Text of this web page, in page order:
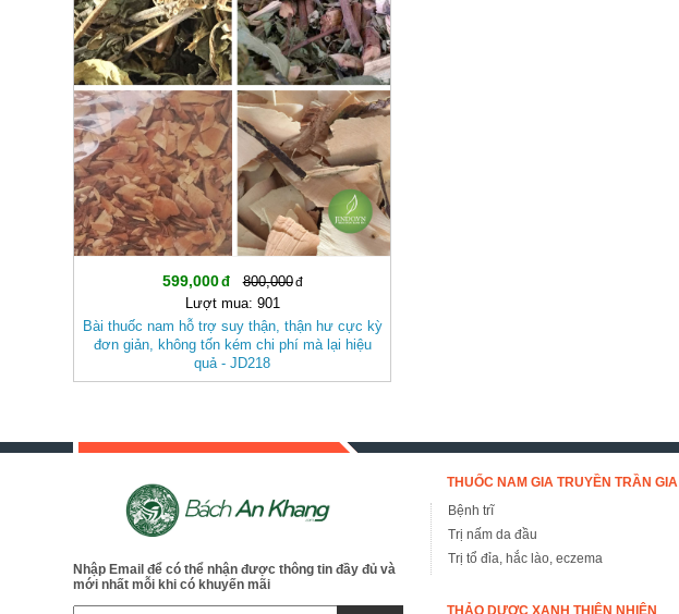
599,000
800,000
Lượt mua: 901
Bài thuốc nam hỗ trợ suy thận, thận hư cực kỳ
đơn giản, không tốn kém chi phí mà lại hiệu
quả - JD218
Nhập Email để có thể nhận được thông tin đầy đủ và
mới nhất mỗi khi có khuyến mãi
THUỐC NAM GIA TRUYỀN TRẦN GIA
Bệnh trĩ
Trị nấm da đầu
Trị tổ đỉa, hắc lào, eczema
THẢO DƯỢC XANH THIÊN NHIÊN